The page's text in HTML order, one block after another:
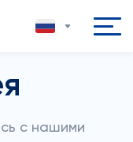
с нашими